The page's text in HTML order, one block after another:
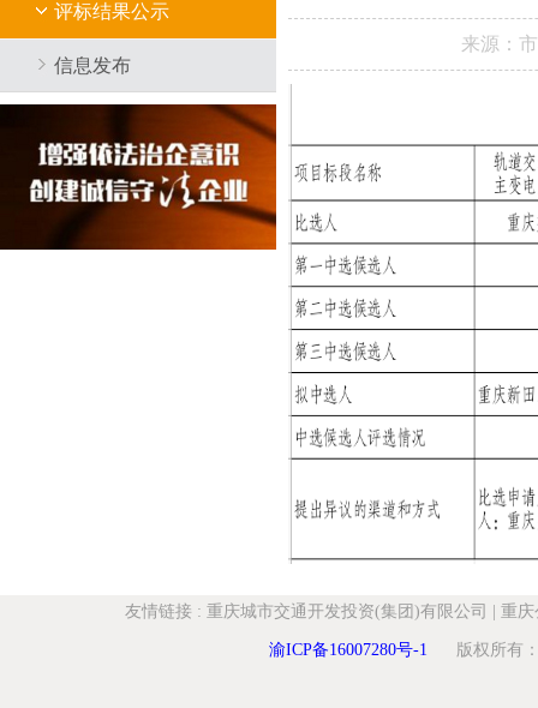
评标结果公示
信息发布
来源：
友情链接 : 重庆城市交通开发投资(集团)有限公司 重庆
渝ICP备16007280号-1 版权所有：